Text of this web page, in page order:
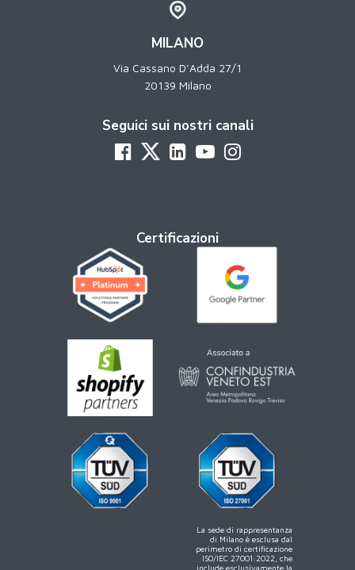
MILANO
Via Cassano D’Adda 27/1
20139 Milano
Seguici sui nostri canali
Certificazioni
La sede di rappresentanza
di Milano è esclusa dal
perimetro di certificazione
ISO/IEC 27001:2022, che
include esclusivamente la